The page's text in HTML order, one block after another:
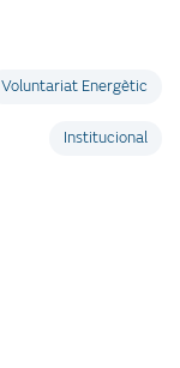
Voluntariat Energètic
Institucional